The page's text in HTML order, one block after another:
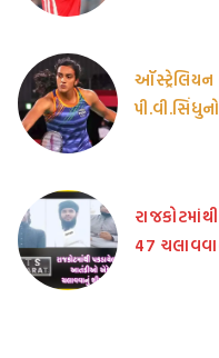
ઑસ્ટ્રેલિયન
47